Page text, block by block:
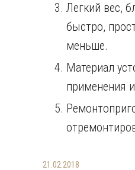
Легкий вес,
быстро,
меньше.
Материал
применения
21.02.2018